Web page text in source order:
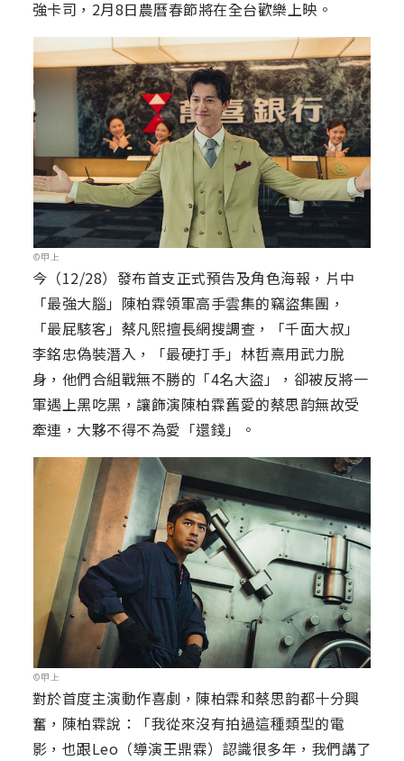
強卡司，2月8日農曆春節將在全台歡樂上映。
©甲上
今（12/28）發布首支正式預告及角色海報，片中
「最強大腦」陳柏霖領軍高手雲集的竊盜集團，
「最屁駭客」蔡凡熙擅長網搜調查，「千面大叔」
李銘忠偽裝潛入，「最硬打手」林哲熹用武力脫
身，他們合組戰無不勝的「4名大盜」，卻被反將一
軍遇上黑吃黑，讓飾演陳柏霖舊愛的蔡思韵無故受
牽連，大夥不得不為愛「還錢」。
©甲上
對於首度主演動作喜劇，陳柏霖和蔡思韵都十分興
奮，陳柏霖說：「我從來沒有拍過這種類型的電
影，也跟Leo（導演王鼎霖）認識很多年，我們講了